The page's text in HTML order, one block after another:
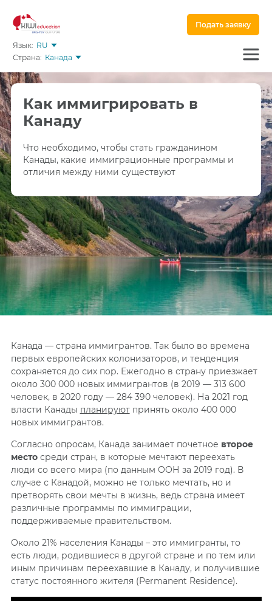
Язык: RU
Страна: Канада
Подать заявку
Как иммигрировать в
Канаду
Что необходимо, чтобы стать гражданином
Канады, какие иммиграционные программы и
отличия между ними существуют
Канада — страна иммигрантов. Так было во времена
первых европейских колонизаторов, и тенденция
сохраняется до сих пор. Ежегодно в страну приезжает
около 300 000 новых иммигрантов (в 2019 — 313 600
человек, в 2020 году — 284 390 человек). На 2021 год
власти Канады планируютпринять около 400 000
новых иммигрантов.
Согласно опросам, Канада занимает почетное второе
местосреди стран, в которые мечтают переехать
люди со всего мира (по данным ООН за 2019 год). В
случае с Канадой, можно не только мечтать, но и
претворять свои мечты в жизнь, ведь страна имеет
различные программы по иммиграции,
поддерживаемые правительством.
Около 21% населения Канады – это иммигранты, то
есть люди, родившиеся в другой стране и по тем или
иным причинам переехавшие в Канаду, и получившие
статус постоянного жителя (Permanent Residence).